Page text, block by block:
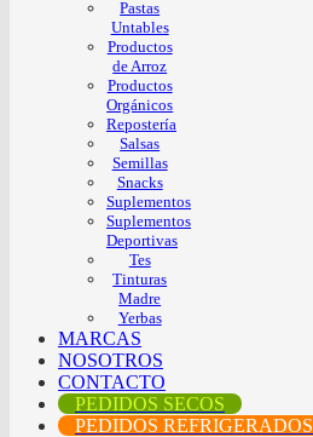
Pastas
Untables
Productos
de Arroz
Productos
Orgánicos
Repostería
Salsas
Semillas
Snacks
Suplementos
Suplementos
Deportivas
Tes
Tinturas
Madre
Yerbas
MARCAS
NOSOTROS
CONTACTO
PEDIDOS SECOS
PEDIDOS REFRIGERADOS